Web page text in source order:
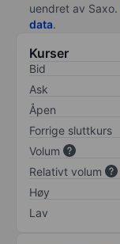
uendret av Saxo.
data.
Kurser
Bid
Ask
Åpen
Forrige sluttkurs
Volum
Relativt volum
Høy
Lav